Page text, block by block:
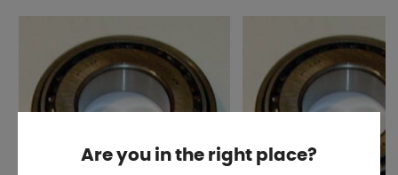
Are you in the right place?